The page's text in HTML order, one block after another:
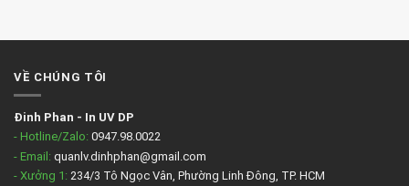
VỀ CHÚNG TÔI
Đinh Phan - In UV DP
- Hotline/Zalo: 0947.98.0022
- Email: quanlv.dinhphan@gmail.com
- Xưởng 1: 234/3 Tô Ngọc Vân, Phường Linh Đông, TP. HCM